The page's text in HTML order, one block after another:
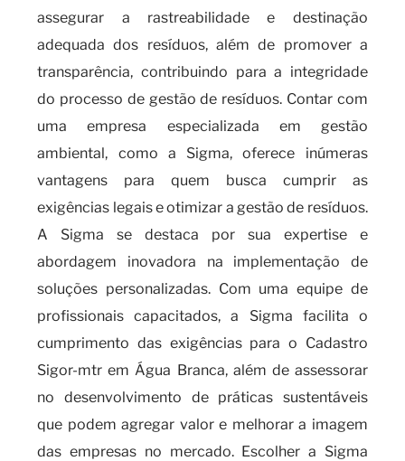
assegurar a rastreabilidade e destinação
adequada dos resíduos, além de promover a
transparência, contribuindo para a integridade
do processo de gestão de resíduos. Contar com
uma empresa especializada em gestão
ambiental, como a Sigma, oferece inúmeras
vantagens para quem busca cumprir as
exigências legais e otimizar a gestão de resíduos.
A Sigma se destaca por sua expertise e
abordagem inovadora na implementação de
soluções personalizadas. Com uma equipe de
profissionais capacitados, a Sigma facilita o
cumprimento das exigências para o Cadastro
Sigor-mtr em Água Branca, além de assessorar
no desenvolvimento de práticas sustentáveis
que podem agregar valor e melhorar a imagem
das empresas no mercado. Escolher a Sigma